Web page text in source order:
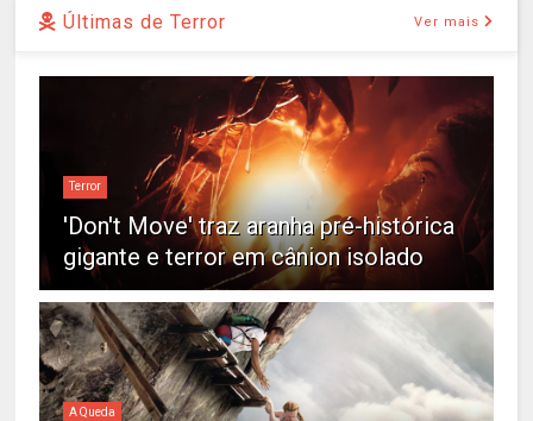
Últimas de Terror Ver mais
Terror
'Don't Move' traz aranha pré-histórica
gigante e terror em cânion isolado
A Queda